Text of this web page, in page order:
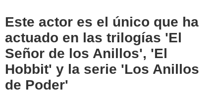
Este actor es el único que ha
actuado en las trilogías 'El
Señor de los Anillos', 'El
Hobbit' y la serie 'Los Anillos
de Poder'